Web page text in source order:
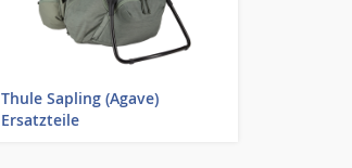
Thule Sapling (Agave)
Ersatzteile